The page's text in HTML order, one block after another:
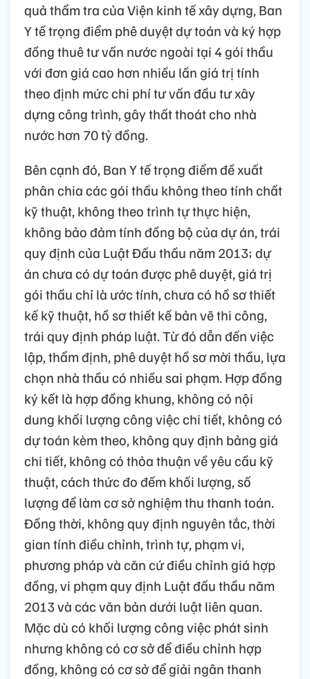
quả thẩm tra của Viện kinh tế xây dựng, Ban
Y tế trọng điểm phê duyệt dự toán và ký hợp
đồng thuê tư vấn nước ngoài tại 4 gói thầu
với đơn giá cao hơn nhiều lần giá trị tính
theo định mức chi phí tư vấn đầu tư xây
dựng công trình, gây thất thoát cho nhà
nước hơn 70 tỷ đồng.
Bên cạnh đó, Ban Y tế trọng điểm đề xuất
phân chia các gói thầu không theo tính chất
kỹ thuật, không theo trình tự thực hiện,
không bảo đảm tính đồng bộ của dự án, trái
quy định của Luật Đấu thầu năm 2013; dự
án chưa có dự toán được phê duyệt, giá trị
gói thầu chỉ là ước tính, chưa có hồ sơ thiết
kế kỹ thuật, hồ sơ thiết kế bản vẽ thi công,
trái quy định pháp luật. Từ đó dẫn đến việc
lập, thẩm định, phê duyệt hồ sơ mời thầu, lựa
chọn nhà thầu có nhiều sai phạm. Hợp đồng
ký kết là hợp đồng khung, không có nội
dung khối lượng công việc chi tiết, không có
dự toán kèm theo, không quy định bảng giá
chi tiết, không có thỏa thuận về yêu cầu kỹ
thuật, cách thức đo đếm khối lượng, số
lượng để làm cơ sở nghiệm thu thanh toán.
Đồng thời, không quy định nguyên tắc, thời
gian tính điều chỉnh, trình tự, phạm vi,
phương pháp và căn cứ điều chỉnh giá hợp
đồng, vi phạm quy định Luật đấu thầu năm
2013 và các văn bản dưới luật liên quan.
Mặc dù có khối lượng công việc phát sinh
nhưng không có cơ sở để điều chỉnh hợp
đồng, không có cơ sở để giải ngân thanh